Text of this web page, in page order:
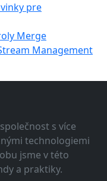
pre
Merge
Management
s více
technologiemi
jsme v této
a praktiky.